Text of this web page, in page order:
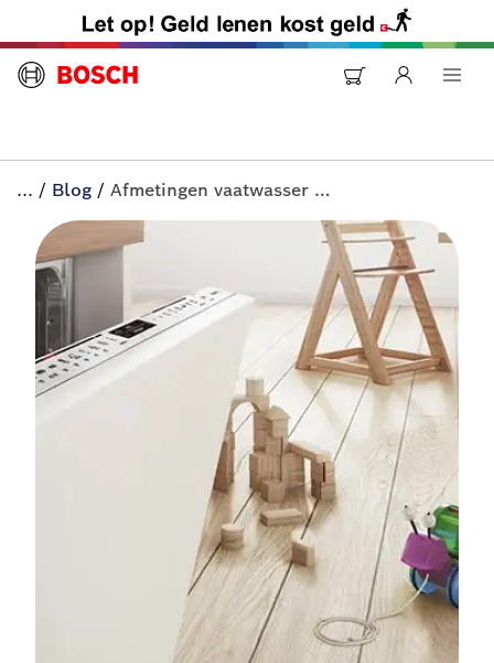
... / Blog / Afmetingen vaatwasser inbouw opmeten | All-in+ van Bosch